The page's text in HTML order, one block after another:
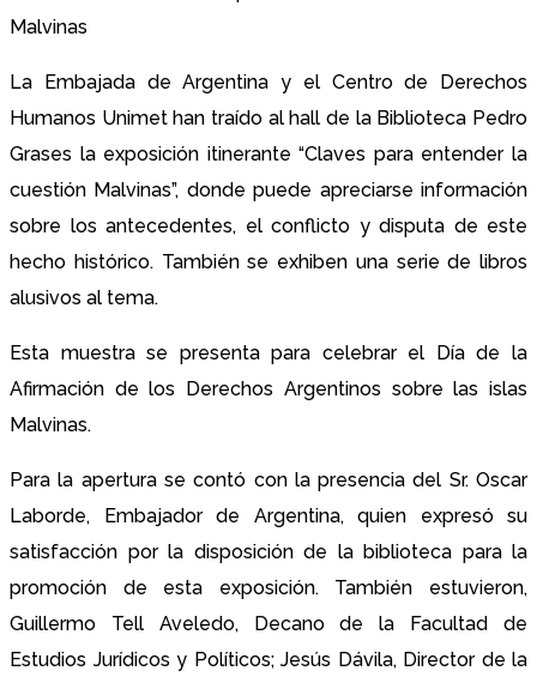
Malvinas
La Embajada de Argentina y el Centro de Derechos
Humanos Unimet han traído al hall de la Biblioteca Pedro
Grases la exposición itinerante “Claves para entender la
cuestión Malvinas”, donde puede apreciarse información
sobre los antecedentes, el conflicto y disputa de este
hecho histórico. También se exhiben una serie de libros
alusivos al tema.
Esta muestra se presenta para celebrar el Día de la
Afirmación de los Derechos Argentinos sobre las islas
Malvinas.
Para la apertura se contó con la presencia del Sr. Oscar
Laborde, Embajador de Argentina, quien expresó su
satisfacción por la disposición de la biblioteca para la
promoción de esta exposición. También estuvieron,
Guillermo Tell Aveledo, Decano de la Facultad de
Estudios Jurídicos y Políticos; Jesús Dávila, Director de la